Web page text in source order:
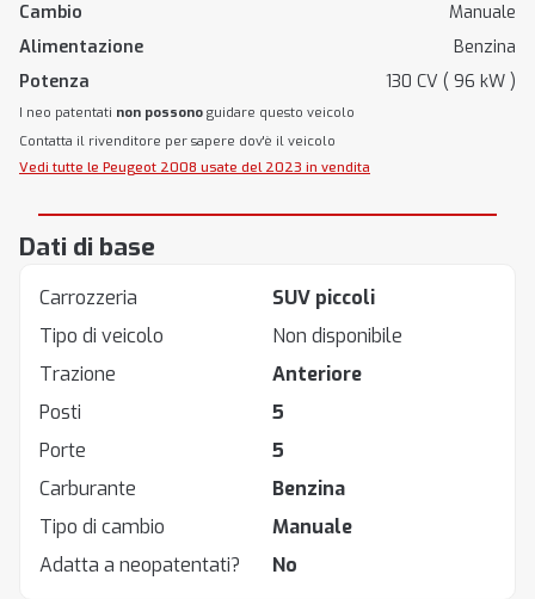
Cambio
Manuale
Alimentazione
Benzina
Potenza
130 CV ( 96 kW )
I neo patentati non possono guidare questo veicolo
Contatta il rivenditore per sapere dov'è il veicolo
Vedi tutte le Peugeot 2008 usate del 2023 in vendita
Dati di base
Carrozzeria
SUV piccoli
Tipo di veicolo
Non disponibile
Trazione
Anteriore
Posti
5
Porte
5
Carburante
Benzina
Tipo di cambio
Manuale
Adatta a neopatentati?
No